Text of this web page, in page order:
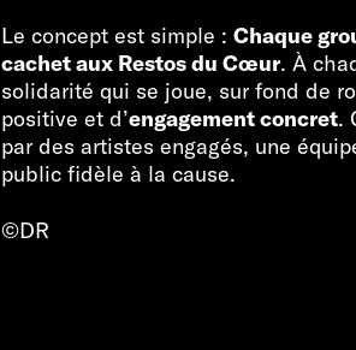
Le concept est simple : Chaque
cachet aux Restos du Cœur. À
solidarité qui se joue, sur fond de
positive et d’engagement concret.
par des artistes engagés, une
public fidèle à la cause.
©DR